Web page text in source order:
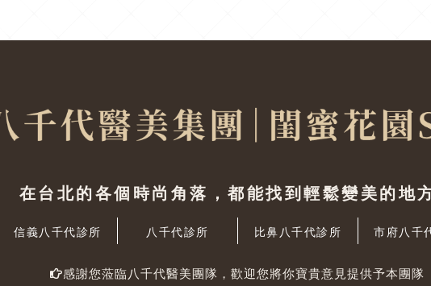
在台北的各個時尚角落，都能找到輕鬆變美的地方
信義八千代診所 八千代診所 比鼻八千代診所 市府八千
感謝您蒞臨八千代醫美團隊，歡迎您將你寶貴意見提供予本團隊